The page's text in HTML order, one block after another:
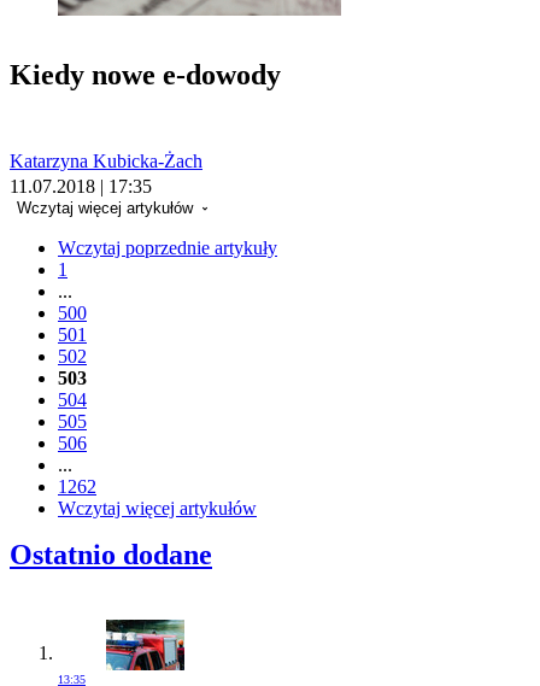
Kiedy nowe e-dowody
Katarzyna Kubicka-Żach
11.07.2018 | 17:35
Wczytaj więcej artykułów
Wczytaj poprzednie artykuły
1
...
500
501
502
503
504
505
506
...
1262
Wczytaj więcej artykułów
Ostatnio dodane
13:35